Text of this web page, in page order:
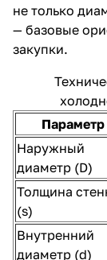
не только
— базовые
закупки.
Параметр
Наружный
диаметр (D)
Толщина
(s)
Внутренний
диаметр (d)